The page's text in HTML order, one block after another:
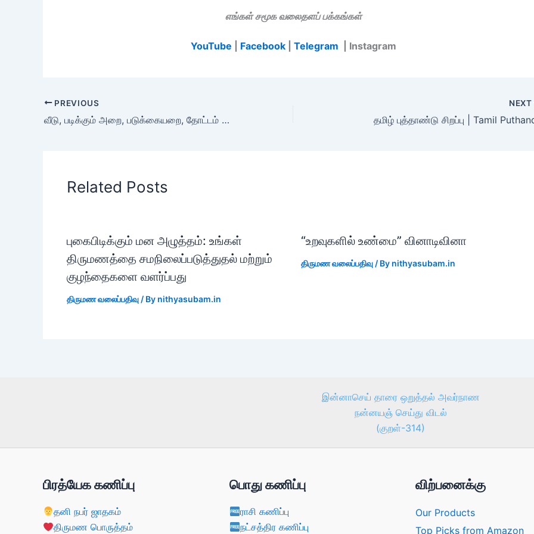
எங்கள் சமூக வலைதளப் பக்கங்கள்
YouTube Facebook| Telegram | Instagram
PREVIOUS
வீடு, படிக்கும் அறை, படுக்கையறை, தோட்டம் ஆகியவற்றுக்கான வாஸ்து குறிப்புகள்
NEXT
தமிழ் புத்தாண்டு சிறப்பு | Tamil
Related Posts
புகைபிடிக்கும் மன அழுத்தம்: உங்கள்
திருமணத்தை சமநிலைப்படுத்துதல் மற்றும்
குழந்தைகளை வளர்ப்பது
திருமண வலைப்பதிவு / By nithyasubam.in
“உறவுகளில் உண்மை” வினாடிவினா
திருமண வலைப்பதிவு/ By nithyasubam.in
இன்னாசெய் தாரை ஒறுத்தல் அவர்நாண
நன்னயஞ் செய்து விடல்
(குறள்-314)
பிரத்யேக கணிப்பு
தனி நபர் ஜாதகம்
திருமண பொருத்தம்
பொது கணிப்பு
ராசி கணிப்பு
நட்சத்திர கணிப்பு
விற்பனைக்கு
Our Products
Top Picks from Amazon